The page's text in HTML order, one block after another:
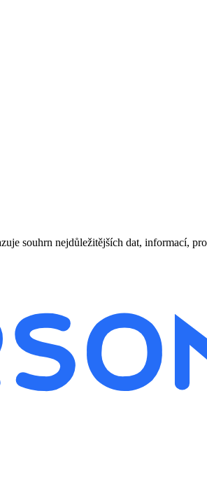
souhrn nejdůležitějších dat, informací,